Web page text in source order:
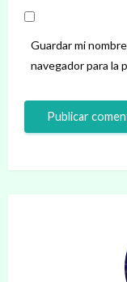
Guardar mi
navegador para la